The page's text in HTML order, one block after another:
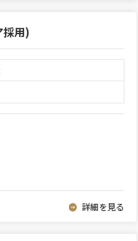
採用)
詳細を見る